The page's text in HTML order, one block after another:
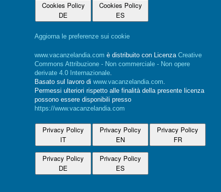
Cookies Policy
DE
Cookies Policy
ES
Aggiorna le preferenze sui cookie
www.vacanzelandia.com è distribuito con Licenza Creative
Commons Attribuzione - Non commerciale - Non opere
derivate 4.0 Internazionale.
Basato sul lavoro di www.vacanzelandia.com.
Permessi ulteriori rispetto alle finalità della presente licenza
possono essere disponibili presso
https://www.vacanzelandia.com
Privacy Policy
IT
Privacy Policy
EN
Privacy Policy
FR
Privacy Policy
DE
Privacy Policy
ES